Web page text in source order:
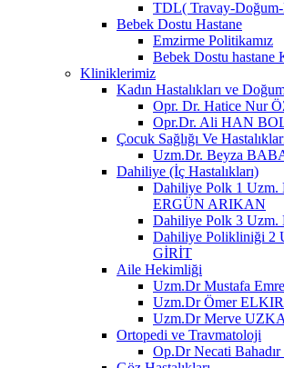
TDL( Travay-Doğum-
Bebek Dostu Hastane
Emzirme Politikamız
Bebek Dostu hastane
Kliniklerimiz
Kadın Hastalıkları ve
Opr. Dr. Hatice Nur
Opr.Dr. Ali HAN
Çocuk Sağlığı Ve
Uzm.Dr. Beyza
Dahiliye (İç Hastalıkları)
Dahiliye Polk 1 Uzm.
ERGÜN ARIKAN
Dahiliye Polk 3
Dahiliye Polikliniği 2
GİRİT
Aile Hekimliği
Uzm.Dr Mustafa
Uzm.Dr Ömer
Uzm.Dr Merve
Ortopedi ve Travmatoloji
Op.Dr Necati